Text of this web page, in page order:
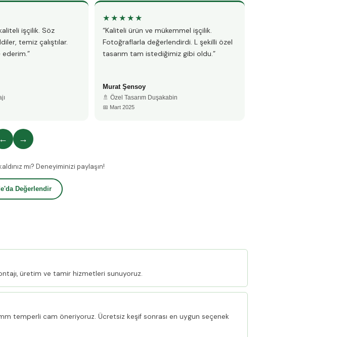
işçilik. Söz
temiz çalıştılar.
ederim.”
★★★★★
“Kaliteli ürün ve mükemmel işçilik.
Fotoğraflarla değerlendirdi. L şekilli özel
tasarım tam istediğimiz gibi oldu.”
Murat Şensoy
🚿 Özel Tasarım Duşakabin
📅 Mart 2025
← →
mı? Deneyiminizi paylaşın!
Değerlendir
üretim ve tamir hizmetleri sunuyoruz.
temperli cam öneriyoruz. Ücretsiz keşif sonrası en uygun seçenek